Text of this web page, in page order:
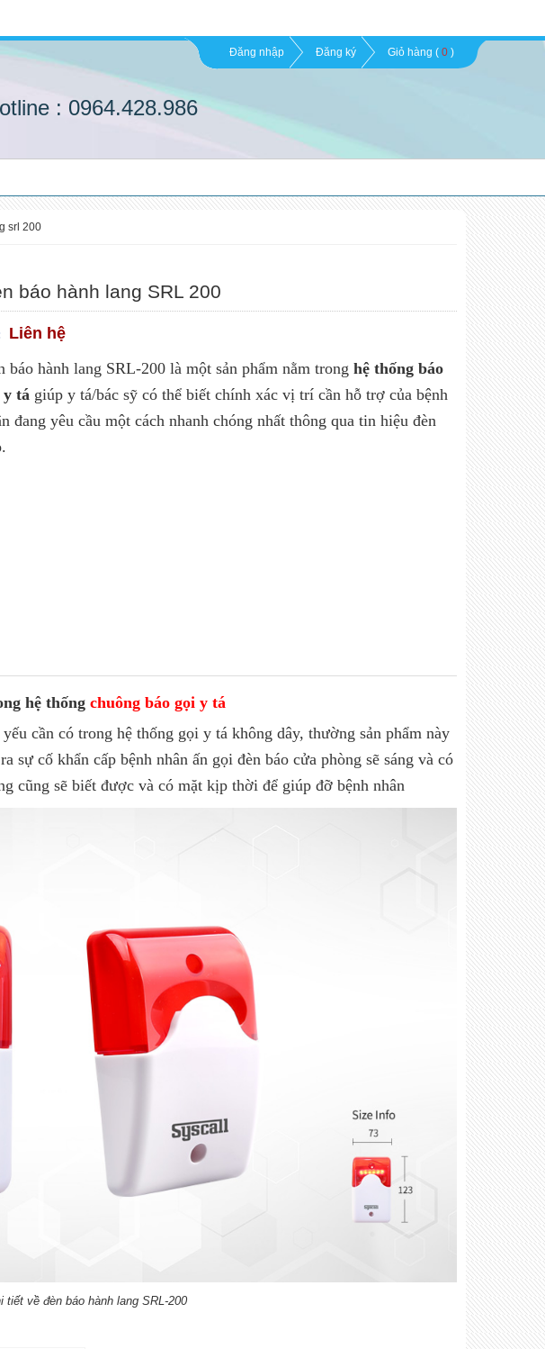
Đăng nhập Đăng ký Giỏ hàng ( 0 )
: 0964.428.986
srl 200
báo hành lang SRL 200
Liên hệ
báo hành lang SRL-200 là một sản phẩm nằm trong hệ thống báo
y tá giúp y tá/bác sỹ có thể biết chính xác vị trí cần hỗ trợ của bệnh
đang yêu cầu một cách nhanh chóng nhất thông qua tin hiệu đèn
hệ thống chuông báo gọi y tá
cần có trong hệ thống gọi y tá không dây, thường sản phẩm này
sự cố khẩn cấp bệnh nhân ấn gọi đèn báo cửa phòng sẽ sáng và có
cũng sẽ biết được và có mặt kịp thời để giúp đỡ bệnh nhân
tiết về đèn báo hành lang SRL-200